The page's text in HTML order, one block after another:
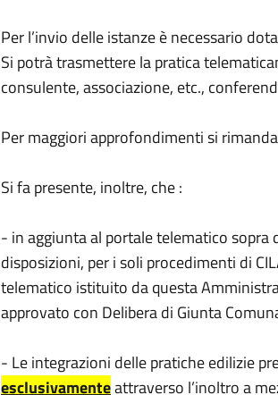
Per l’invio delle istanze è necessario
Si potrà trasmettere la pratica
consulente, associazione, etc.,
Per maggiori approfondimenti si
Si fa presente, inoltre, che :
- in aggiunta al portale telematico
disposizioni, per i soli procedimenti di
telematico istituito da questa
approvato con Delibera di Giunta
- Le integrazioni delle pratiche edilizie
esclusivamenteattraverso l’inoltro a